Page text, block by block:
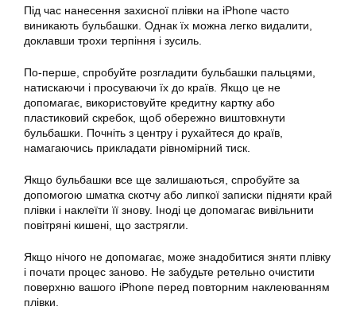
Під час нанесення захисної плівки на iPhone часто
виникають бульбашки. Однак їх можна легко видалити,
доклавши трохи терпіння і зусиль.
По-перше, спробуйте розгладити бульбашки пальцями,
натискаючи і просуваючи їх до країв. Якщо це не
допомагає, використовуйте кредитну картку або
пластиковий скребок, щоб обережно виштовхнути
бульбашки. Почніть з центру і рухайтеся до країв,
намагаючись прикладати рівномірний тиск.
Якщо бульбашки все ще залишаються, спробуйте за
допомогою шматка скотчу або липкої записки підняти край
плівки і наклеїти її знову. Іноді це допомагає вивільнити
повітряні кишені, що застрягли.
Якщо нічого не допомагає, може знадобитися зняти плівку
і почати процес заново. Не забудьте ретельно очистити
поверхню вашого iPhone перед повторним наклеюванням
плівки.